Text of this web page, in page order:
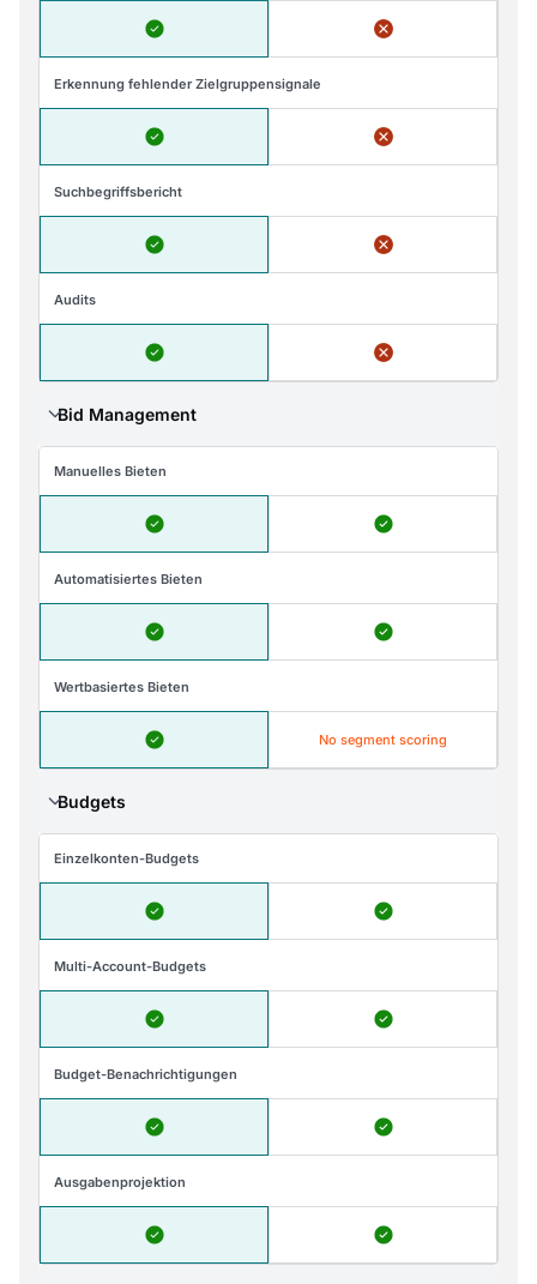
Erkennung fehlender Zielgruppensignale
Suchbegriffsbericht
Audits
Bid Management
Manuelles Bieten
Automatisiertes Bieten
Wertbasiertes Bieten
No segment scoring
Budgets
Einzelkonten-Budgets
Multi-Account-Budgets
Budget-Benachrichtigungen
Ausgabenprojektion